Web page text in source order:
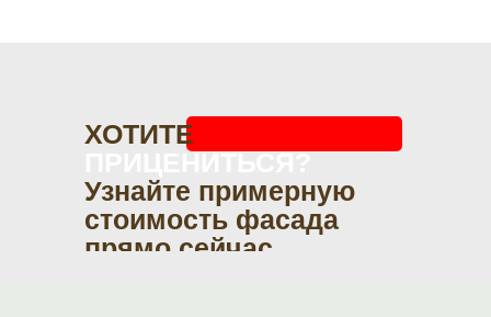
ХОТИТЕ
Узнайте примерную
стоимость фасада
прямо сейчас